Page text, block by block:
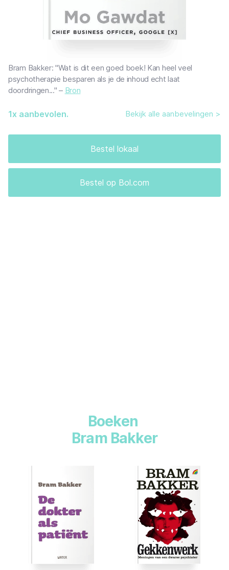
Bram Bakker: "Wat is dit een goed boek! Kan heel veel
psychotherapie besparen als je de inhoud echt laat
doordringen..." – Bron
Bestel lokaal
Bestel op Bol.com
1x aanbevolen. Bekijk alle aanbevelingen >
Boeken
Bram Bakker